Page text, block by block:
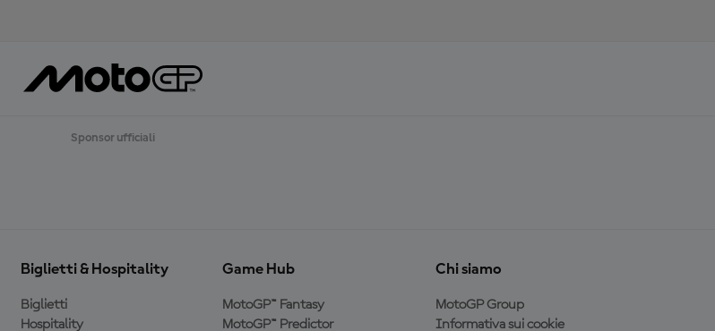
Sponsor ufficiali
Biglietti & Hospitality
Biglietti
Hospitality
Game Hub
MotoGP™ Fantasy
MotoGP™ Predictor
Chi siamo
MotoGP Group
Informativa sui cookie